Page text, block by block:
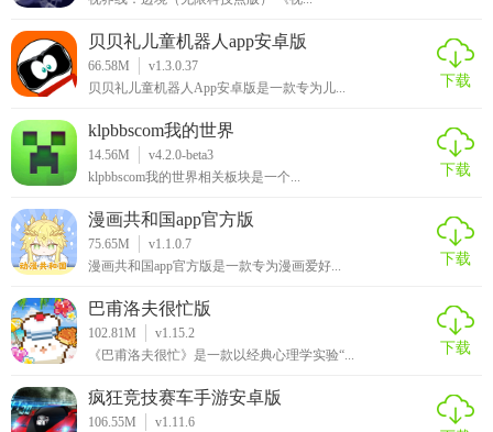
贝贝礼儿童机器人app安卓版
66.58M
v1.3.0.37
贝贝礼儿童机器人App安卓版是一款专为儿...
下载
klpbbscom我的世界
14.56M
v4.2.0-beta3
klpbbscom我的世界相关板块是一个...
下载
漫画共和国app官方版
75.65M
v1.1.0.7
漫画共和国app官方版是一款专为漫画爱好...
下载
巴甫洛夫很忙版
102.81M
v1.15.2
《巴甫洛夫很忙》是一款以经典心理学实验“...
下载
疯狂竞技赛车手游安卓版
106.55M
v1.11.6